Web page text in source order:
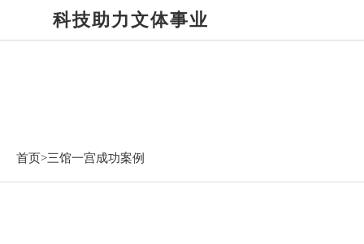
科技助力文体事业
首页>三馆一宫成功案例